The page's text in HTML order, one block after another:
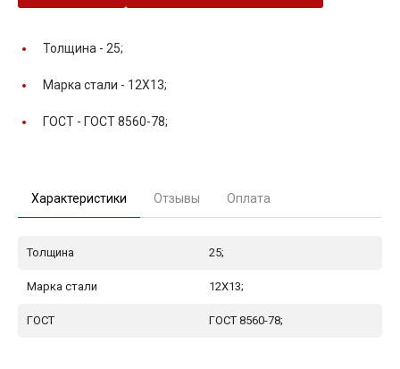
Толщина - 25;
Марка стали - 12Х13;
ГОСТ - ГОСТ 8560-78;
Характеристики Отзывы Оплата
Толщина 25;
Марка стали 12Х13;
ГОСТ ГОСТ 8560-78;